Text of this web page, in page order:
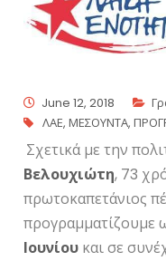
June 12, 2018
ΛΑΕ,ΜΕΣΟΥΝΤΑ,
Σχετικά με την
Βελουχιώτη, 73
πρωτοκαπετάνιος
προγραμματίζουμε
Ιουνίου και σε